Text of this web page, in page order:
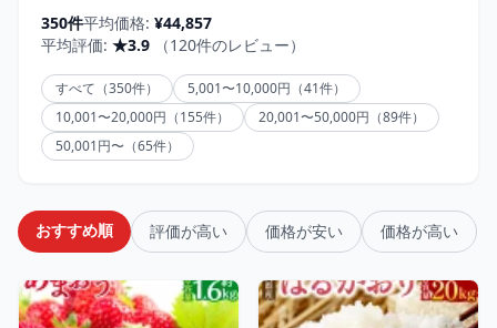
350件平均価格: ¥44,857
平均評価: ★3.9 （120件のレビュー）
すべて（350件）
5,001〜10,000円（41件）
10,001〜20,000円（155件）
20,001〜50,000円（89件）
50,001円〜（65件）
おすすめ順 評価が高い 価格が安い 価格が高い